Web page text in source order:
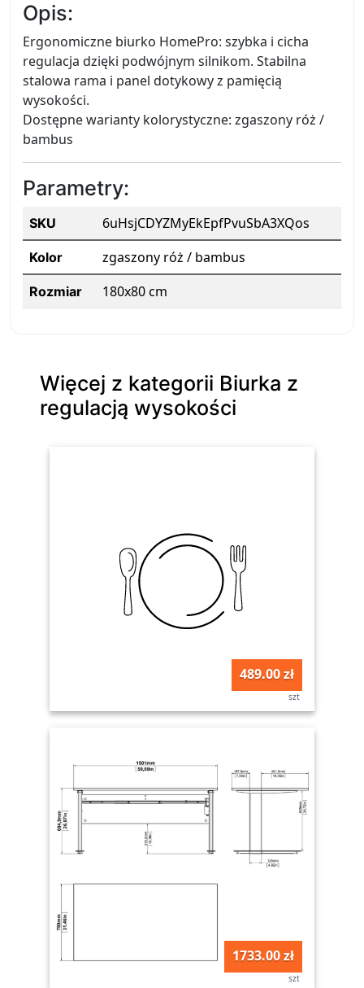
Opis:
Ergonomiczne biurko HomePro: szybka i cicha
regulacja dzięki podwójnym silnikom. Stabilna
stalowa rama i panel dotykowy z pamięcią
wysokości.
Dostępne warianty kolorystyczne: zgaszony róż /
bambus
Parametry:
SKU 6uHsjCDYZMyEkEpfPvuSbA3XQos
Kolor zgaszony róż / bambus
Rozmiar 180x80 cm
Więcej z kategorii Biurka z
regulacją wysokości
489.00 zł
szt
1733.00 zł
szt